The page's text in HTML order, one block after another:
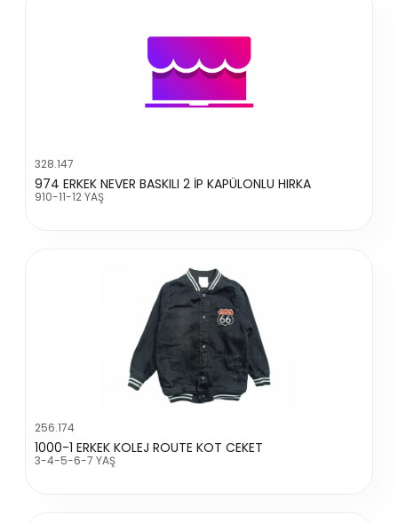
328.147
974 ERKEK NEVER BASKILI 2 İP KAPÜLONLU HIRKA
910-11-12 YAŞ
256.174
1000-1 ERKEK KOLEJ ROUTE KOT CEKET
3-4-5-6-7 YAŞ